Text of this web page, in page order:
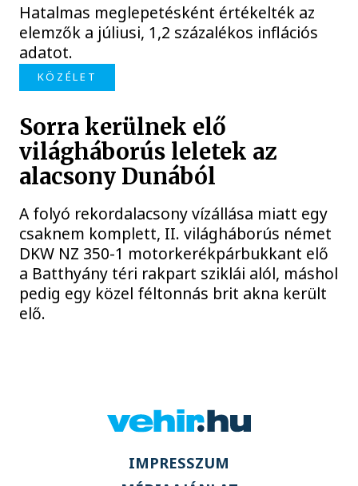
Hatalmas meglepetésként értékelték az
elemzők a júliusi, 1,2 százalékos inflációs
adatot.
KÖZÉLET
Sorra kerülnek elő
világháborús leletek az
alacsony Dunából
A folyó rekordalacsony vízállása miatt egy
csaknem komplett, II. világháborús német
DKW NZ 350-1 motorkerékpárbukkant elő
a Batthyány téri rakpart sziklái alól, máshol
pedig egy közel féltonnás brit akna került
elő.
IMPRESSZUM